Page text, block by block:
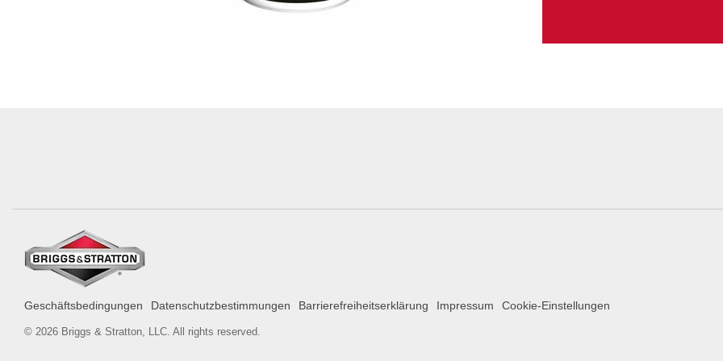
Geschäftsbedingungen Datenschutzbestimmungen Barrierefreiheitserklärung Impressum Cookie-Einstellungen
© 2026 Briggs & Stratton, LLC. All rights reserved.